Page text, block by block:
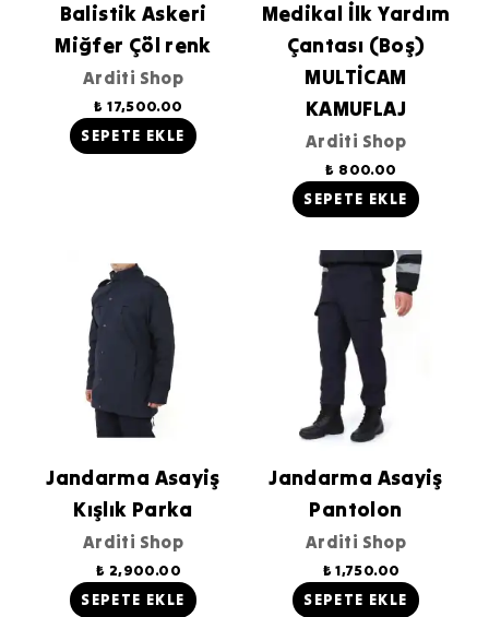
Balistik Askeri
Miğfer Çöl renk
Arditi Shop
₺ 17,500.00
SEPETE EKLE
Medikal İlk Yardım
Çantası (Boş)
MULTİCAM
KAMUFLAJ
Arditi Shop
₺ 800.00
SEPETE EKLE
Jandarma Asayiş
Kışlık Parka
Arditi Shop
₺ 2,900.00
SEPETE EKLE
Jandarma Asayiş
Pantolon
Arditi Shop
₺ 1,750.00
SEPETE EKLE